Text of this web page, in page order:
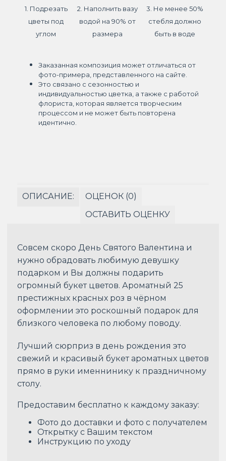
1. Подрезать
цветы под
углом
2. Наполнить вазу
водой на 90% от
размера
3. Не менее 50%
стебля должно
быть в воде
Заказанная композиция может отличаться от
фото-примера, представленного на сайте.
Это связано с сезонностью и
индивидуальностью цветка, а также с работой
флориста, которая является творческим
процессом и не может быть повторена
идентично.
ОПИСАНИЕ:
ОЦЕНОК (0)
ОСТАВИТЬ ОЦЕНКУ
Совсем скоро День Святого Валентина и
нужно обрадовать любимую девушку
подарком и Вы должны подарить
огромный букет цветов. Ароматный 25
престижных красных роз в чёрном
оформлении это роскошный подарок для
близкого человека по любому поводу.
Лучший сюрприз в день рождения это
свежий и красивый букет ароматных цветов
прямо в руки именнинику к праздничному
столу.
Предоставим бесплатно к каждому заказу:
Фото до доставки и фото с получателем
Открытку с Вашим текстом
Инструкцию по уходу